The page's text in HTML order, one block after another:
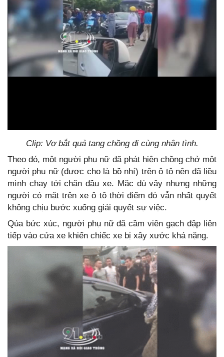
Clip: Vợ bắt quả tang chồng đi cùng nhân tình.
Theo đó, một người phụ nữ đã phát hiện chồng chở một
người phụ nữ (được cho là bồ nhí) trên ô tô nên đã liều
mình chạy tới chặn đầu xe. Mặc dù vậy nhưng những
người có mặt trên xe ô tô thời điểm đó vẫn nhất quyết
không chịu bước xuống giải quyết sự việc.
Qúa bức xúc, người phụ nữ đã cầm viên gạch đập liên
tiếp vào cửa xe khiến chiếc xe bị xây xước khá nặng.